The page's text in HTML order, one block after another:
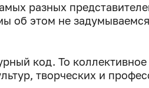
разных
об этом не
код. То
творческих и